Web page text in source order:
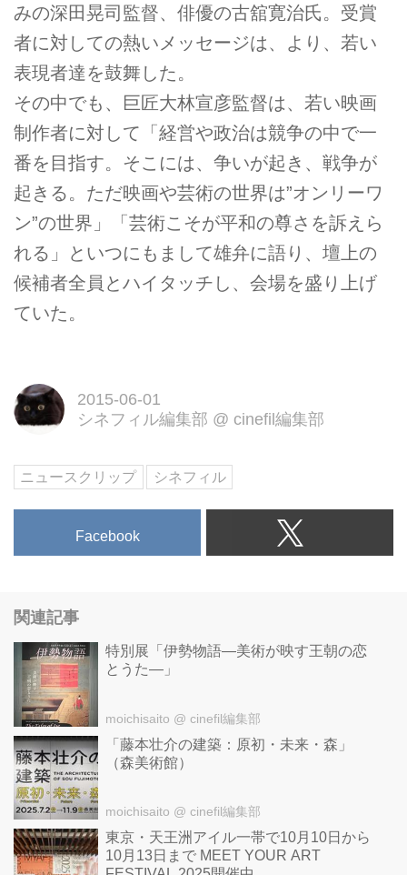
みの深田晃司監督、俳優の古舘寛治氏。受賞
者に対しての熱いメッセージは、より、若い
表現者達を鼓舞した。
その中でも、巨匠大林宣彦監督は、若い映画
制作者に対して「経営や政治は競争の中で一
番を目指す。そこには、争いが起き、戦争が
起きる。ただ映画や芸術の世界は”オンリーワ
ン”の世界」「芸術こそが平和の尊さを訴えら
れる」といつにもまして雄弁に語り、壇上の
候補者全員とハイタッチし、会場を盛り上げ
ていた。
2015-06-01
シネフィル編集部 @ cinefil編集部
ニュースクリップ シネフィル
Facebook
関連記事
特別展「伊勢物語―美術が映す王朝の恋
とうた―」
moichisaito @ cinefil編集部
「藤本壮介の建築：原初・未来・森」
（森美術館）
moichisaito @ cinefil編集部
東京・天王洲アイル一帯で10月10日から
10月13日まで MEET YOUR ART